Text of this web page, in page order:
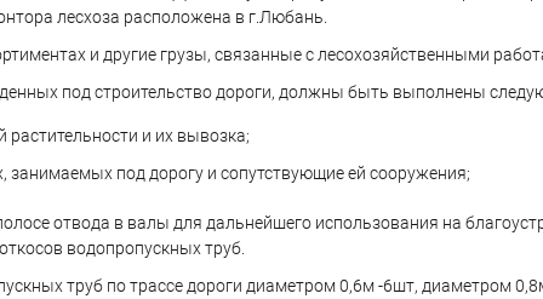
лесхоза расположена в г.Любань.
и другие грузы, связанные с лесохозяйственными
под строительство дороги, должны быть выполнены
растительности и их вывозка;
занимаемых под дорогу и сопутствующие ей сооружения;
отвода в валы для дальнейшего использования на
водопропускных труб.
труб по трассе дороги диаметром 0,6м -6шт, диаметром